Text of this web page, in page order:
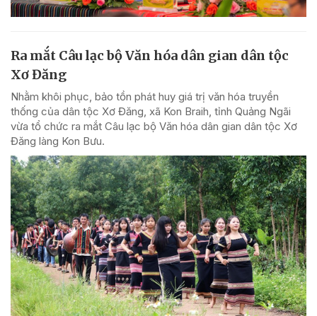
Ra mắt Câu lạc bộ Văn hóa dân gian dân tộc
Xơ Đăng
Nhằm khôi phục, bảo tồn phát huy giá trị văn hóa truyền
thống của dân tộc Xơ Đăng, xã Kon Braih, tỉnh Quảng Ngãi
vừa tổ chức ra mắt Câu lạc bộ Văn hóa dân gian dân tộc Xơ
Đăng làng Kon Bưu.